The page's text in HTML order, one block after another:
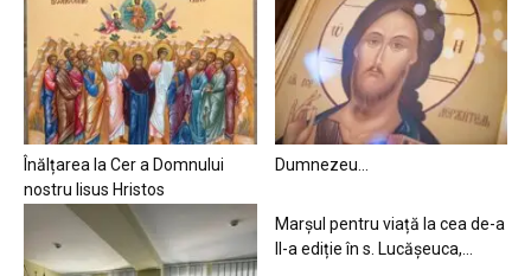
Înălțarea la Cer a Domnului
nostru Iisus Hristos
Dumnezeu…
Marșul pentru viață la cea de-a
II-a ediție în s. Lucășeuca,...